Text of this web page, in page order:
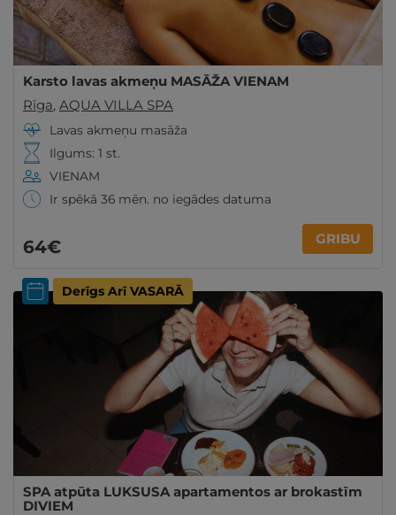
Karsto lavas akmeņu MASĀŽA VIENAM
Rīga, AQUA VILLA SPA
Lavas akmeņu masāža
Ilgums: 1 st.
VIENAM
Ir spēkā 36 mēn. no iegādes datuma
64€ GRIBU
Derīgs Arī VASARĀ
SPA atpūta LUKSUSA apartamentos ar brokastīm
DIVIEM